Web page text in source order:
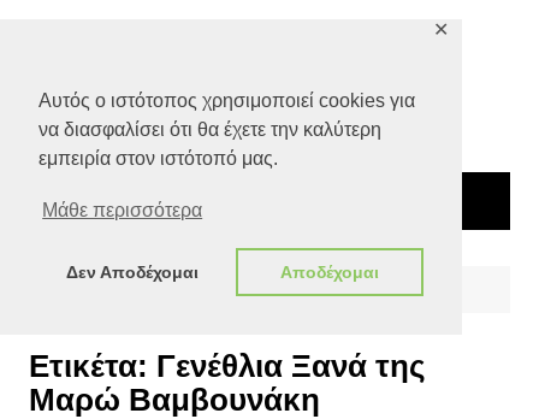
Αυτός ο ιστότοπος χρησιμοποιεί cookies για
να διασφαλίσει ότι θα έχετε την καλύτερη
εμπειρία στον ιστότοπό μας.
Μάθε περισσότερα
Δεν Αποδέχομαι Αποδέχομαι
✕
Γενέθλια Ξανά της Μαρώ Βαμβουνάκη
Ετικέτα: Γενέθλια Ξανά της
Μαρώ Βαμβουνάκη